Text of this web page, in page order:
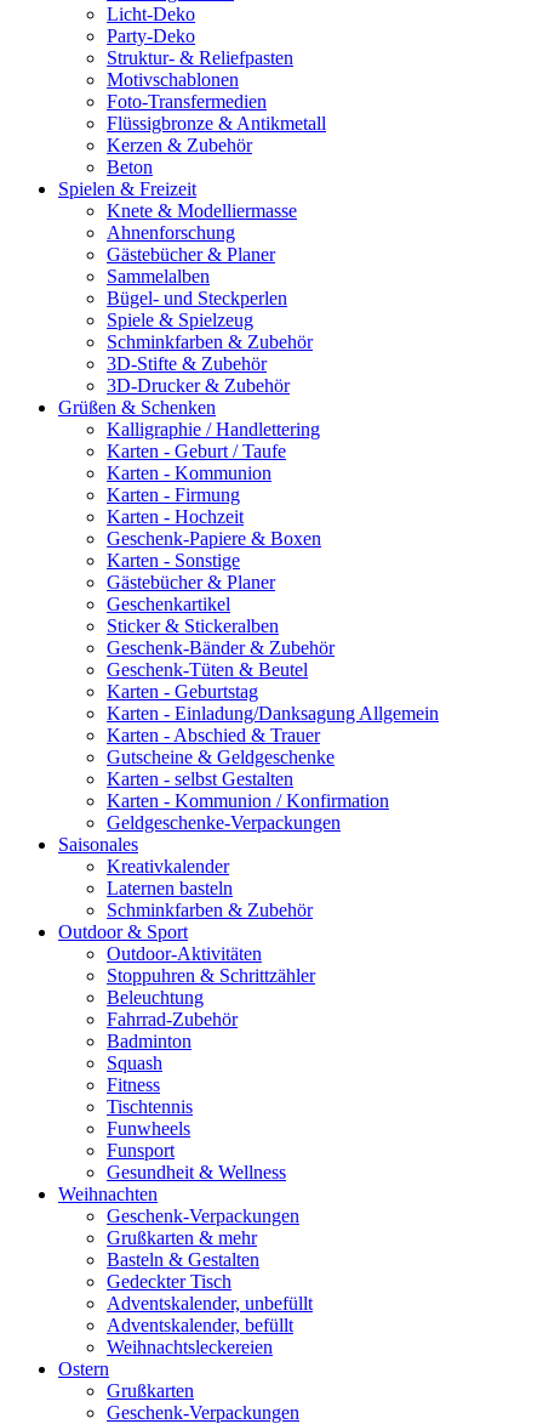
Licht-Deko
Party-Deko
Struktur- & Reliefpasten
Motivschablonen
Foto-Transfermedien
Flüssigbronze & Antikmetall
Kerzen & Zubehör
Beton
Spielen & Freizeit
Knete & Modelliermasse
Ahnenforschung
Gästebücher & Planer
Sammelalben
Bügel- und Steckperlen
Spiele & Spielzeug
Schminkfarben & Zubehör
3D-Stifte & Zubehör
3D-Drucker & Zubehör
Grüßen & Schenken
Kalligraphie / Handlettering
Karten - Geburt / Taufe
Karten - Kommunion
Karten - Firmung
Karten - Hochzeit
Geschenk-Papiere & Boxen
Karten - Sonstige
Gästebücher & Planer
Geschenkartikel
Sticker & Stickeralben
Geschenk-Bänder & Zubehör
Geschenk-Tüten & Beutel
Karten - Geburtstag
Karten - Einladung/Danksagung Allgemein
Karten - Abschied & Trauer
Gutscheine & Geldgeschenke
Karten - selbst Gestalten
Karten - Kommunion / Konfirmation
Geldgeschenke-Verpackungen
Saisonales
Kreativkalender
Laternen basteln
Schminkfarben & Zubehör
Outdoor & Sport
Outdoor-Aktivitäten
Stoppuhren & Schrittzähler
Beleuchtung
Fahrrad-Zubehör
Badminton
Squash
Fitness
Tischtennis
Funwheels
Funsport
Gesundheit & Wellness
Weihnachten
Geschenk-Verpackungen
Grußkarten & mehr
Basteln & Gestalten
Gedeckter Tisch
Adventskalender, unbefüllt
Adventskalender, befüllt
Weihnachtsleckereien
Ostern
Grußkarten
Geschenk-Verpackungen